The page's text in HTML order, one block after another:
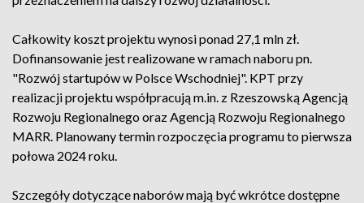
Całkowity koszt projektu wynosi ponad 27,1 mln zł.
Dofinansowanie jest realizowane w ramach naboru pn.
"Rozwój startupów w Polsce Wschodniej". KPT przy
realizacji projektu współpracują m.in. z Rzeszowską Agencją
Rozwoju Regionalnego oraz Agencją Rozwoju Regionalnego
MARR. Planowany termin rozpoczęcia programu to pierwsza
połowa 2024 roku.
Szczegóły dotyczące naborów mają być wkrótce dostępne